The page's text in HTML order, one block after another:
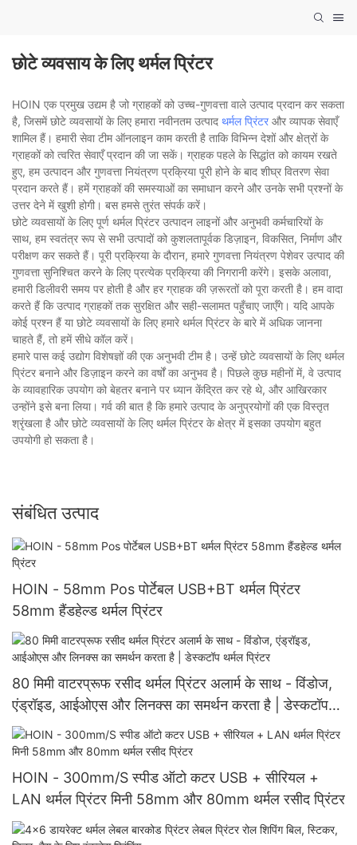
छोटे व्यवसाय के लिए थर्मल प्रिंटर
HOIN एक प्रमुख उद्यम है जो ग्राहकों को उच्च-गुणवत्ता वाले उत्पाद प्रदान कर सकता
है, जिसमें छोटे व्यवसायों के लिए हमारा नवीनतम उत्पाद थर्मल प्रिंटरऔर व्यापक सेवाएँ
शामिल हैं। हमारी सेवा टीम ऑनलाइन काम करती है ताकि विभिन्न देशों और क्षेत्रों के
ग्राहकों को त्वरित सेवाएँ प्रदान की जा सकें। ग्राहक पहले के सिद्धांत को कायम रखते
हुए, हम उत्पादन और गुणवत्ता नियंत्रण प्रक्रिया पूरी होने के बाद शीघ्र वितरण सेवा
प्रदान करते हैं। हमें ग्राहकों की समस्याओं का समाधान करने और उनके सभी प्रश्नों के
उत्तर देने में खुशी होगी। बस हमसे तुरंत संपर्क करें।
छोटे व्यवसायों के लिए पूर्ण थर्मल प्रिंटर उत्पादन लाइनों और अनुभवी कर्मचारियों के
साथ, हम स्वतंत्र रूप से सभी उत्पादों को कुशलतापूर्वक डिज़ाइन, विकसित, निर्माण और
परीक्षण कर सकते हैं। पूरी प्रक्रिया के दौरान, हमारे गुणवत्ता नियंत्रण पेशेवर उत्पाद की
गुणवत्ता सुनिश्चित करने के लिए प्रत्येक प्रक्रिया की निगरानी करेंगे। इसके अलावा,
हमारी डिलीवरी समय पर होती है और हर ग्राहक की ज़रूरतों को पूरा करती है। हम वादा
करते हैं कि उत्पाद ग्राहकों तक सुरक्षित और सही-सलामत पहुँचाए जाएँगे। यदि आपके
कोई प्रश्न हैं या छोटे व्यवसायों के लिए हमारे थर्मल प्रिंटर के बारे में अधिक जानना
चाहते हैं, तो हमें सीधे कॉल करें।
हमारे पास कई उद्योग विशेषज्ञों की एक अनुभवी टीम है। उन्हें छोटे व्यवसायों के लिए थर्मल
प्रिंटर बनाने और डिज़ाइन करने का वर्षों का अनुभव है। पिछले कुछ महीनों में, वे उत्पाद
के व्यावहारिक उपयोग को बेहतर बनाने पर ध्यान केंद्रित कर रहे थे, और आखिरकार
उन्होंने इसे बना लिया। गर्व की बात है कि हमारे उत्पाद के अनुप्रयोगों की एक विस्तृत
श्रृंखला है और छोटे व्यवसायों के लिए थर्मल प्रिंटर के क्षेत्र में इसका उपयोग बहुत
उपयोगी हो सकता है।
संबंधित उत्पाद
HOIN - 58mm Pos पोर्टेबल USB+BT थर्मल प्रिंटर
58mm हैंडहेल्ड थर्मल प्रिंटर
80 मिमी वाटरप्रूफ रसीद थर्मल प्रिंटर अलार्म के साथ - विंडोज,
एंड्रॉइड, आईओएस और लिनक्स का समर्थन करता है | डेस्कटॉप
थर्मल प्रिंटर
HOIN - 300mm/S स्पीड ऑटो कटर USB + सीरियल +
LAN थर्मल प्रिंटर मिनी 58mm और 80mm थर्मल रसीद प्रिंटर